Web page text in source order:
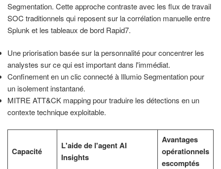
Segmentation. Cette approche contraste avec les flux de travail
SOC traditionnels qui reposent sur la corrélation manuelle entre
Splunk et les tableaux de bord Rapid7.
Une priorisation basée sur la personnalité pour concentrer les
analystes sur ce qui est important dans l'immédiat.
Confinement en un clic connecté à Illumio Segmentation pour
un isolement instantané.
MITRE ATT&CK mapping pour traduire les détections en un
contexte technique exploitable.
Capacité
L'aide de l'agent AI
Insights
Avantages
opérationnels
escomptés